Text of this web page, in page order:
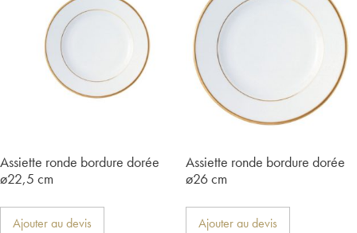
Assiette ronde bordure dorée
ø22,5 cm
Ajouter au devis
Assiette ronde bordure dorée
ø26 cm
Ajouter au devis